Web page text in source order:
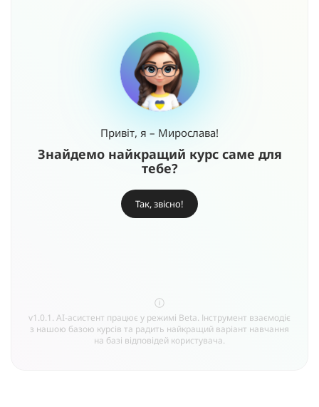
Привіт, я – Мирослава!
Знайдемо найкращий курс саме для
тебе?
Так, звісно!
v1.0.1. AI-асистент працює у режимі Beta. Інструмент взаємодіє
з нашою базою курсів та радить найкращий варіант навчання
на базі відповідей користувача.